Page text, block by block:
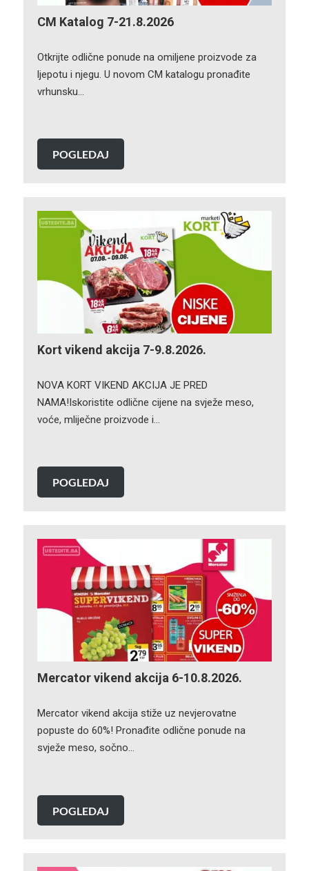
CM Katalog 7-21.8.2026
Otkrijte odlične ponude na omiljene proizvode za
ljepotu i njegu. U novom CM katalogu pronađite
vrhunsku…
POGLEDAJ
Kort vikend akcija 7-9.8.2026.
NOVA KORT VIKEND AKCIJA JE PRED
NAMA!Iskoristite odlične cijene na svježe meso,
voće, mliječne proizvode i…
POGLEDAJ
Mercator vikend akcija 6-10.8.2026.
Mercator vikend akcija stiže uz nevjerovatne
popuste do 60%! Pronađite odlične ponude na
svježe meso, sočno…
POGLEDAJ